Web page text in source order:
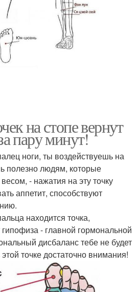
на стопе вернут
пару минут!
ноги, ты воздействуешь на
полезно людям, которые
- нажатия на эту точку
аппетит, способствуют
находится точка,
- главной гормональной
дисбаланс тебе не будет
точке достаточно внимания!